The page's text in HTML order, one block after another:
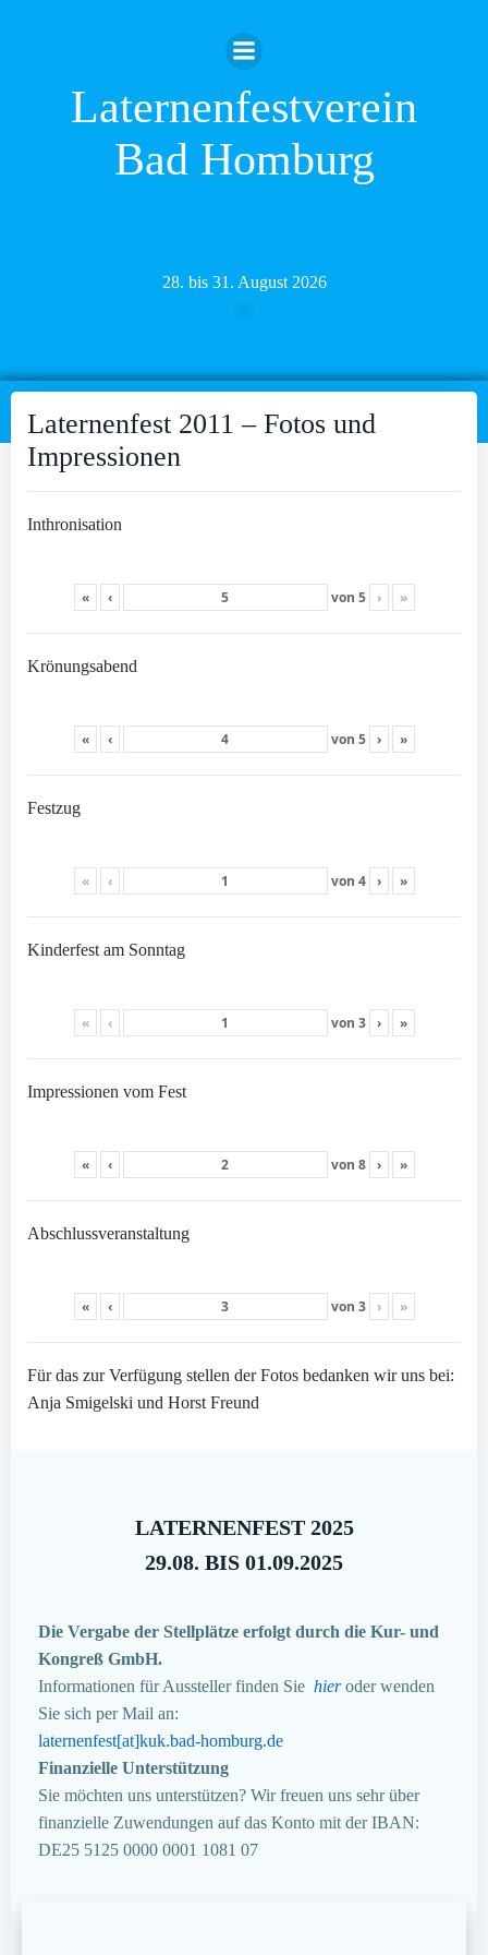
Inhalt
springen
Laternenfestverein
Bad Homburg
28. bis 31. August 2026
Laternenfest 2011 – Fotos und
Impressionen
Inthronisation
« ‹ von 5 › »
Krönungsabend
« ‹ von 5 › »
Festzug
« ‹ von 4 › »
Kinderfest am Sonntag
« ‹ von 3 › »
Impressionen vom Fest
« ‹ von 8 › »
Abschlussveranstaltung
« ‹ von 3 › »
Für das zur Verfügung stellen der Fotos bedanken wir uns bei:
Anja Smigelski und Horst Freund
LATERNENFEST 2025
29.08. BIS 01.09.2025
Die Vergabe der Stellplätze erfolgt durch die Kur- und
Kongreß GmbH.
Informationen für Aussteller finden Sie hieroder wenden
Sie sich per Mail an:
laternenfest[at]kuk.bad-homburg.de
Finanzielle Unterstützung
Sie möchten uns unterstützen? Wir freuen uns sehr über
finanzielle Zuwendungen auf das Konto mit der IBAN:
DE25 5125 0000 0001 1081 07